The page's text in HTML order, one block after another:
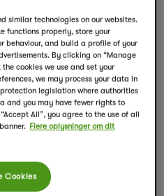
Chai
similar technologies on our websites.
functions properly, store your
behaviour, and build a profile of your
By clicking on “Manage
cookies we use and set your
we may process your data in
legislation where authorities
and you may have fewer rights to
All”, you agree to the use of all
Flere oplysninger om dit
Cookies